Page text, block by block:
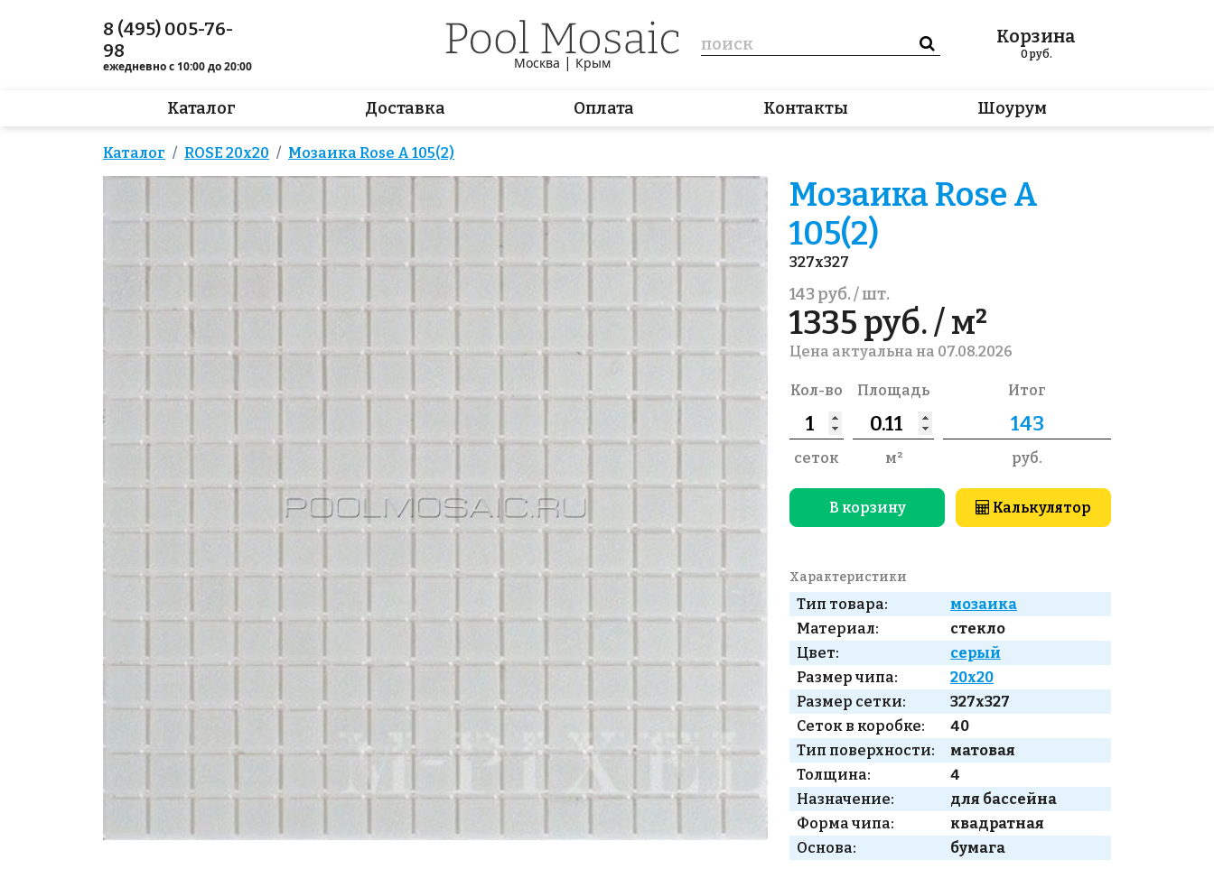
8 (495) 005-76-
98
ежедневно с 10:00 до 20:00 Москва | Крым
Корзина
0руб.
Каталог Доставка Оплата Контакты Шоурум
Каталог ROSE 20x20 Мозаика Rose A 105(2)
Мозаика Rose A
105(2)
327x327
143 руб. / шт.
1335 руб. / м²
Цена актуальна на 07.08.2026
Кол-во
сеток
Площадь
м²
Итог
руб.
В корзину Калькулятор
Характеристики
Тип товара:
мозаика
Материал:
стекло
Цвет:
серый
Размер чипа:
20x20
Размер сетки:
327x327
Сеток в коробке:
40
Тип поверхности:
матовая
Толщина:
4
Назначение:
для бассейна
Форма чипа:
квадратная
Основа:
бумага